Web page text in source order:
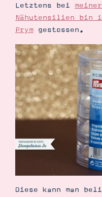
Tipps &
Letztens bei
Nähutensilien bin
Prym gestossen.
Diese kann man